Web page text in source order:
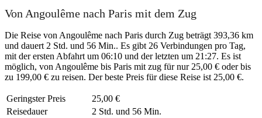
Von Angoulême nach Paris mit dem Zug
Die Reise von Angoulême nach Paris durch Zug beträgt 393,36 km
und dauert 2 Std. und 56 Min.. Es gibt 26 Verbindungen pro Tag,
mit der ersten Abfahrt um 06:10 und der letzten um 21:27. Es ist
möglich, von Angoulême bis Paris mit zug für nur 25,00 € oder bis
zu 199,00 € zu reisen. Der beste Preis für diese Reise ist 25,00 €.
Geringster Preis
25,00 €
Reisedauer
2 Std. und 56 Min.